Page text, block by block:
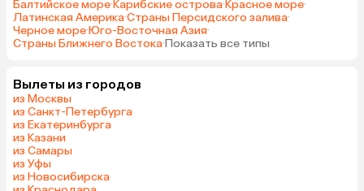
Балтийское море·Карибские острова·Красное море·
Латинская Америка·Страны Персидского залива·
Черное море·Юго-Восточная Азия·
Страны Ближнего Востока·Показать все типы
Вылеты из городов
из Москвы
из Санкт-Петербурга
из Екатеринбурга
из Казани
из Самары
из Уфы
из Новосибирска